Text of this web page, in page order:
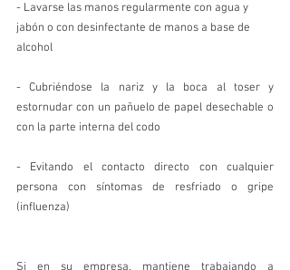
- Lavarse las manos regularmente con agua y
jabón o con desinfectante de manos a base de
alcohol
- Cubriéndose la nariz y la boca al toser y
estornudar con un pañuelo de papel desechable o
con la parte interna del codo
- Evitando el contacto directo con cualquier
persona con síntomas de resfriado o gripe
(influenza)